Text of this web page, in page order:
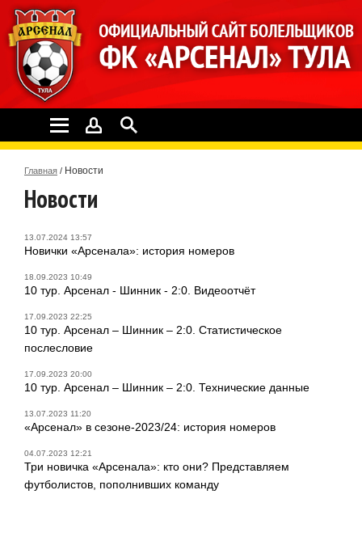
Главная / Новости
Новости
13.07.2024 13:57
Новички «Арсенала»: история номеров
18.09.2023 10:49
10 тур. Арсенал - Шинник - 2:0. Видеоотчёт
17.09.2023 22:25
10 тур. Арсенал – Шинник – 2:0. Статистическое
послесловие
17.09.2023 20:00
10 тур. Арсенал – Шинник – 2:0. Технические данные
13.07.2023 11:20
«Арсенал» в сезоне-2023/24: история номеров
04.07.2023 12:21
Три новичка «Арсенала»: кто они? Представляем
футболистов, пополнивших команду